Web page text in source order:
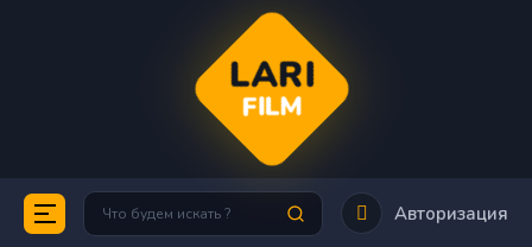
LARI
FILM
Авторизация